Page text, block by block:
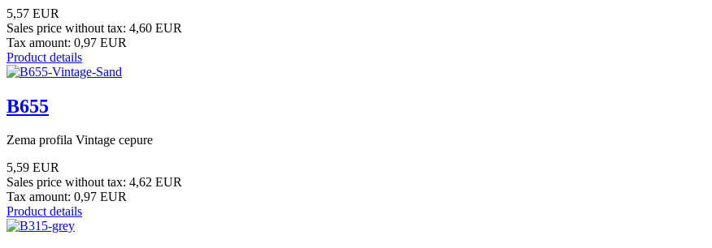
5,57 EUR
Sales price without tax: 4,60 EUR
Tax amount: 0,97 EUR
Product details
B655
Zema profila Vintage cepure
5,59 EUR
Sales price without tax: 4,62 EUR
Tax amount: 0,97 EUR
Product details